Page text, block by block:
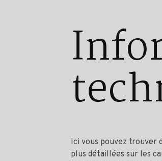
Ici vous pouvez trouver
plus détaillées sur les